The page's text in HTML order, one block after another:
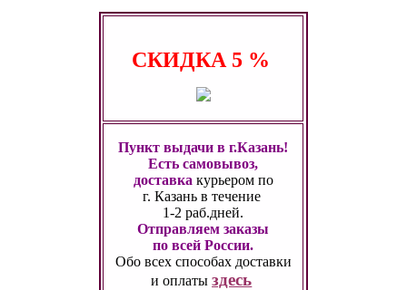
СКИДКА 5 %
Пункт выдачи в г.Казань!
Есть самовывоз,
доставка курьером по
г. Казань в течение
1-2 раб.дней.
Отправляем заказы
по всей России.
Обо всех способах доставки
и оплатыздесь